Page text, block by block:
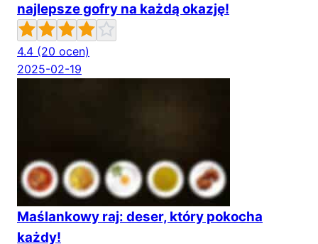
najlepsze gofry na każdą okazję!
4.4 (20 ocen)
2025-02-19
Maślankowy raj: deser, który pokocha
każdy!